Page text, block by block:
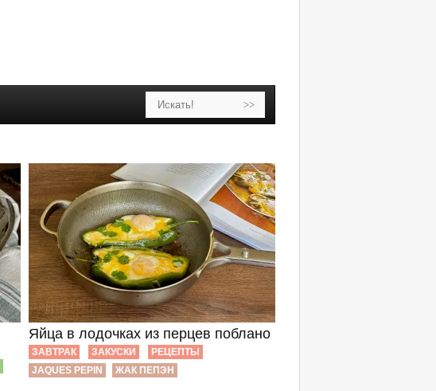
Яйца в лодочках из перцев поблано
ЗАВТРАК ЗАКУСКИ
РЕЦЕПТЫ
JAQUES PEPIN
ЖАК ПЕПЭН